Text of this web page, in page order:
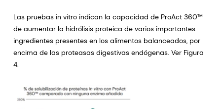
Las pruebas in vitro indican la capacidad de ProAct 360™
de aumentar la hidrólisis proteica de varios importantes
ingredientes presentes en los alimentos balanceados, por
encima de las proteasas digestivas endógenas. Ver Figura
4.